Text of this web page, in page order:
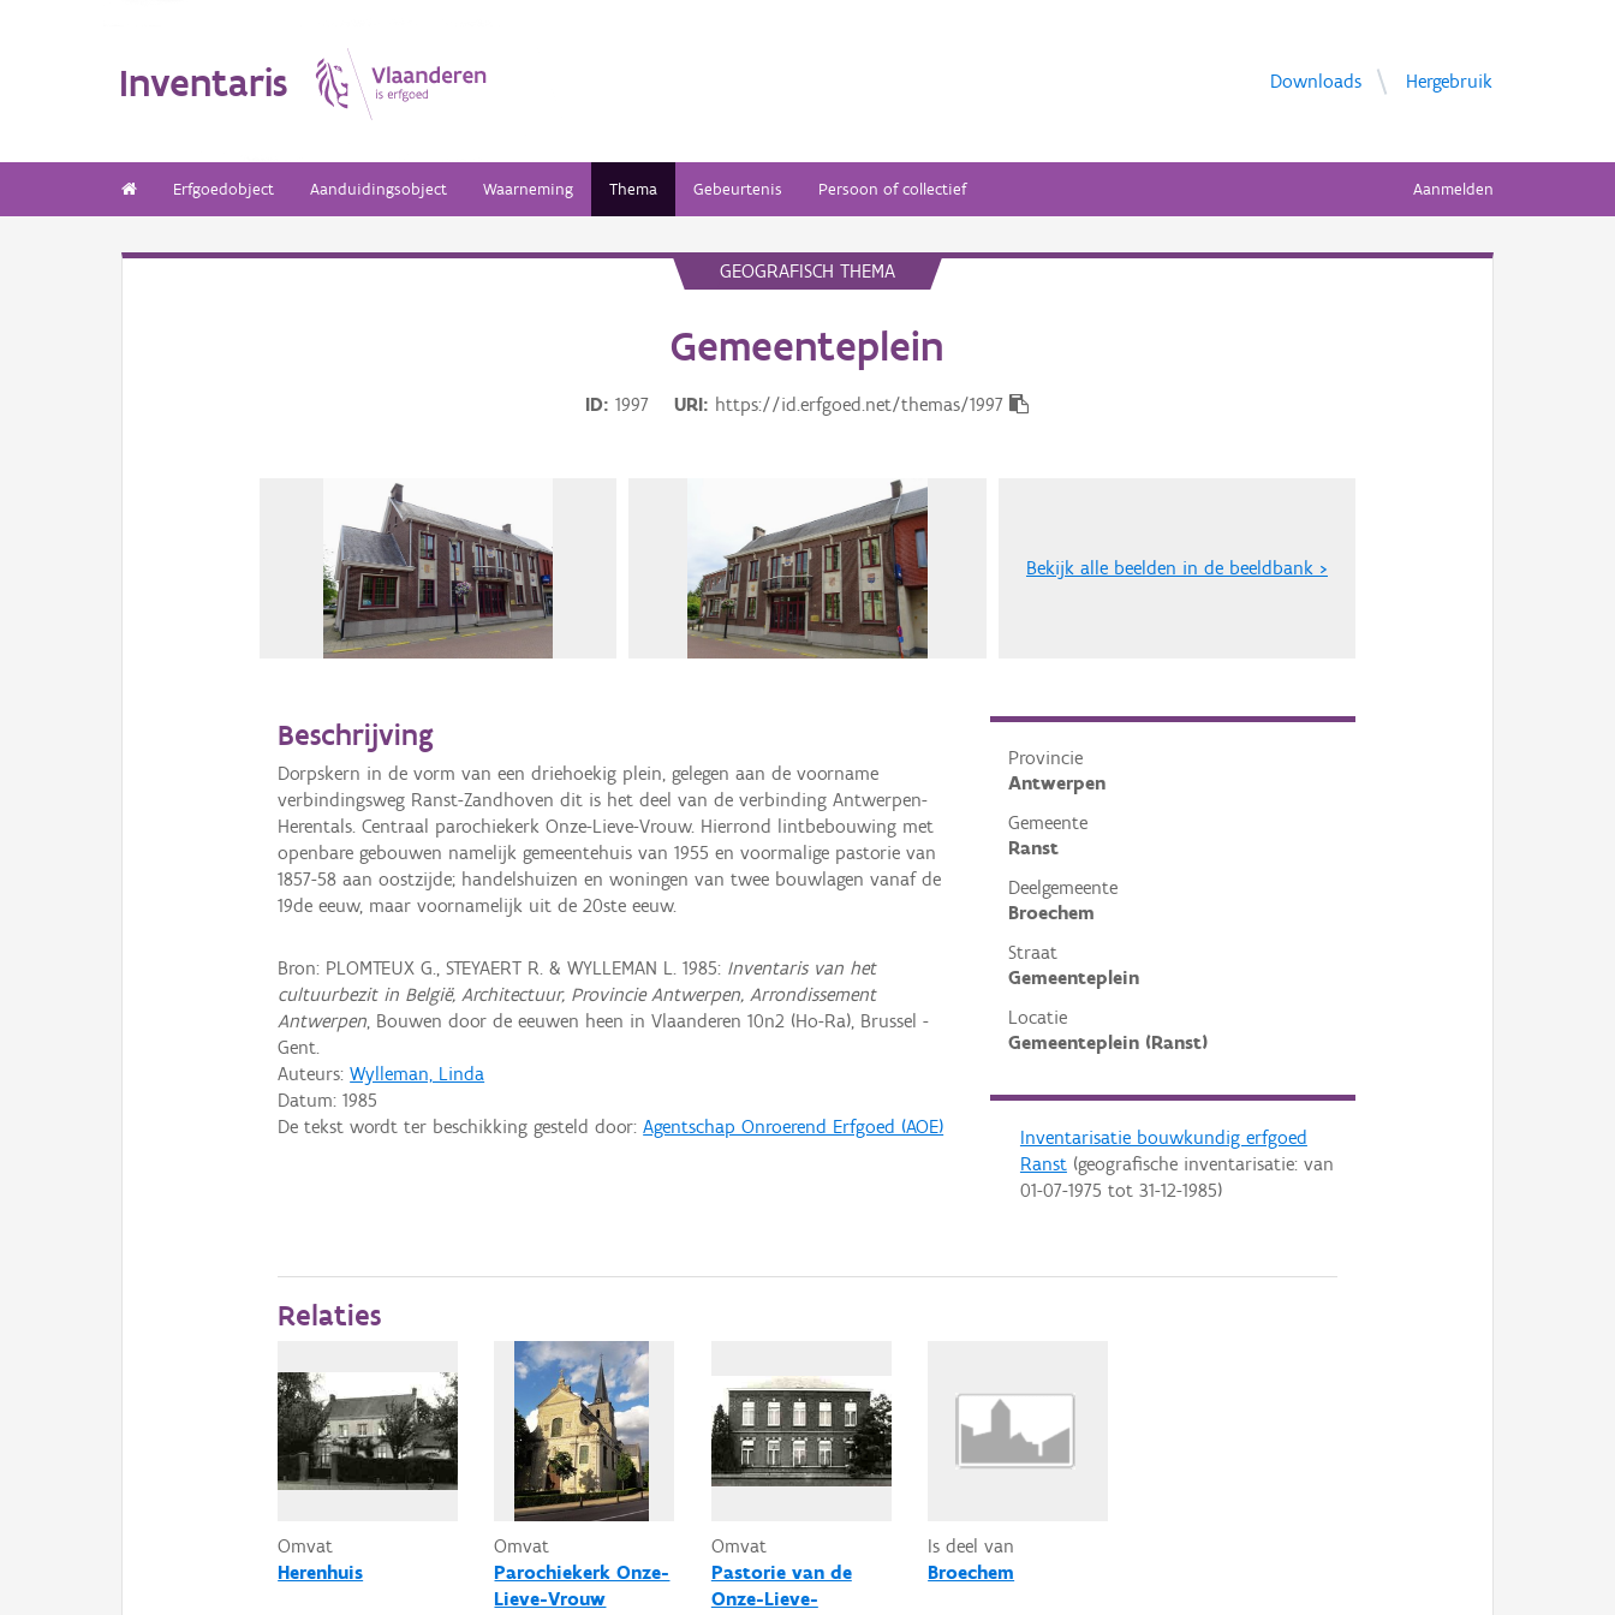
Inventaris Downloads Hergebruik
Erfgoedobject Aanduidingsobject Waarneming Thema Gebeurtenis Persoon of collectief Aanmelden
GEOGRAFISCH THEMA
Gemeenteplein
ID 1997 URI https://id.erfgoed.net/themas/1997
Bekijk alle beelden in de beeldbank >
Provincie
Antwerpen
Gemeente
Ranst
Deelgemeente
Broechem
Straat
Gemeenteplein
Locatie
Gemeenteplein (Ranst)
Inventarisatie bouwkundig erfgoed
Ranst(geografische inventarisatie: van
01-07-1975 tot 31-12-1985)
Beschrijving
Dorpskern in de vorm van een driehoekig plein, gelegen aan de voorname
verbindingsweg Ranst-Zandhoven dit is het deel van de verbinding Antwerpen-
Herentals. Centraal parochiekerk Onze-Lieve-Vrouw. Hierrond lintbebouwing met
openbare gebouwen namelijk gemeentehuis van 1955 en voormalige pastorie van
1857-58 aan oostzijde; handelshuizen en woningen van twee bouwlagen vanaf de
19de eeuw, maar voornamelijk uit de 20ste eeuw.
Bron: PLOMTEUX G., STEYAERT R. & WYLLEMAN L. 1985: Inventaris van het
cultuurbezit in België, Architectuur, Provincie Antwerpen, Arrondissement
Antwerpen , Bouwen door de eeuwen heen in Vlaanderen 10n2 (Ho-Ra), Brussel -
Gent.
Auteurs:Wylleman, Linda
Datum:1985
De tekst wordt ter beschikking gesteld door:Agentschap Onroerend Erfgoed (AOE)
Relaties
Omvat
Herenhuis
Omvat
Parochiekerk Onze-
Lieve-Vrouw
Omvat
Pastorie van de
Onze-Lieve-
Is deel van
Broechem